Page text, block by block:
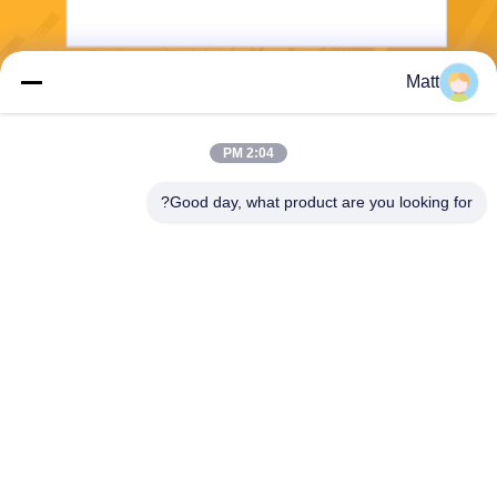
Matt
2:04 PM
Good day, what product are you looking for?